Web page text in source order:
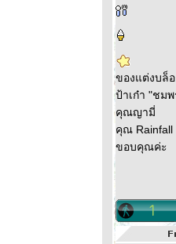
ของแต่งบล็
ป้าเก๋า "ชม
คุณญามี่
คุณ Rainfall
ขอบคุณค่ะ